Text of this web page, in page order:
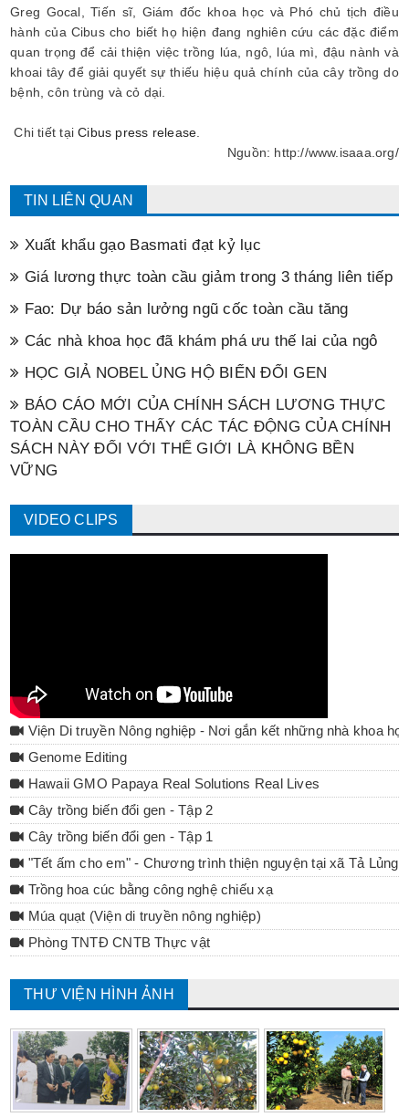
Greg Gocal, Tiến sĩ, Giám đốc khoa học và Phó chủ tịch điều
hành của Cibus cho biết họ hiện đang nghiên cứu các đặc điểm
quan trọng để cải thiện việc trồng lúa, ngô, lúa mì, đậu nành và
khoai tây để giải quyết sự thiếu hiệu quả chính của cây trồng do
bệnh, côn trùng và cỏ dại.
Chi tiết tạiCibus press release.
Nguồn: http://www.isaaa.org/
TIN LIÊN QUAN
Xuất khẩu gạo Basmati đạt kỷ lục
Giá lương thực toàn cầu giảm trong 3 tháng liên tiếp
Fao: Dự báo sản lưởng ngũ cốc toàn cầu tăng
Các nhà khoa học đã khám phá ưu thế lai của ngô
HỌC GIẢ NOBEL ỦNG HỘ BIẾN ĐỔI GEN
BÁO CÁO MỚI CỦA CHÍNH SÁCH LƯƠNG THỰC
TOÀN CẦU CHO THẤY CÁC TÁC ĐỘNG CỦA CHÍNH
SÁCH NÀY ĐỐI VỚI THẾ GIỚI LÀ KHÔNG BỀN
VỮNG
VIDEO CLIPS
Viện Di truyền Nông nghiệp - Nơi gắn kết những nhà khoa học
Genome Editing
Hawaii GMO Papaya Real Solutions Real Lives
Cây trồng biến đổi gen - Tập 2
Cây trồng biến đổi gen - Tập 1
"Tết ấm cho em" - Chương trình thiện nguyện tại xã Tả Lủng
Trồng hoa cúc bằng công nghệ chiếu xạ
Múa quạt (Viện di truyền nông nghiệp)
Phòng TNTĐ CNTB Thực vật
THƯ VIỆN HÌNH ẢNH